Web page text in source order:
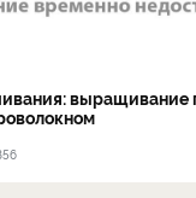
выращивание